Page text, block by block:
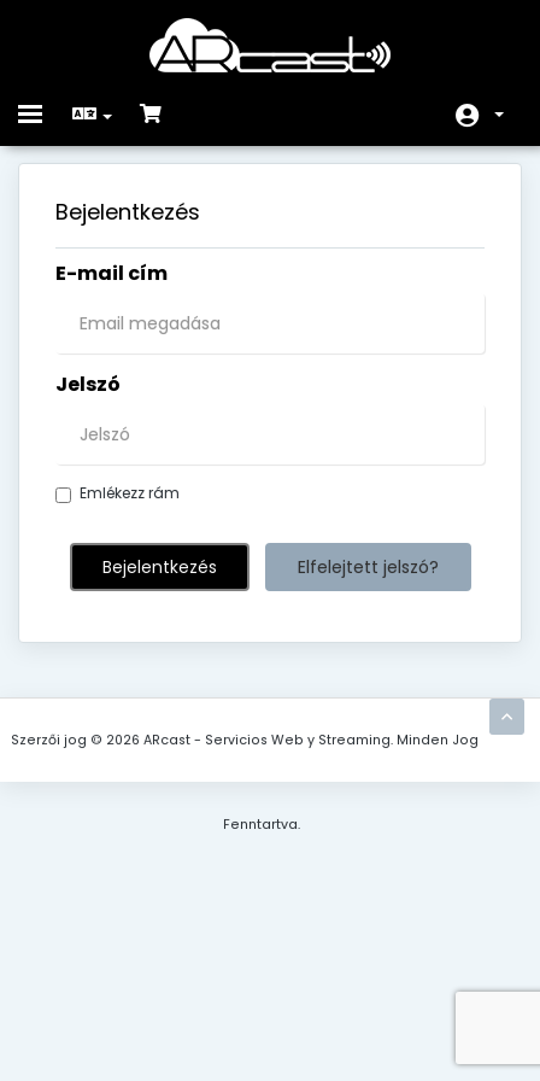
Toggle
Rendelés
Közlemények
Tudásbázis
Hálózat állapota
Bejelentkezés
E-mail cím
Jelszó
Emlékezz rám
Elfelejtett jelszó?
Szerzői jog © 2026 ARcast - Servicios Web y Streaming. Minden Jog
Fenntartva.